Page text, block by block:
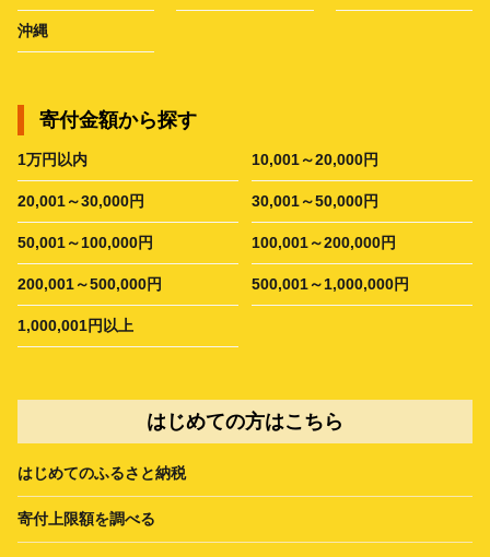
沖縄
寄付金額から探す
1万円以内 10,001～20,000円
20,001～30,000円 30,001～50,000円
50,001～100,000円 100,001～200,000円
200,001～500,000円 500,001～1,000,000円
1,000,001円以上
はじめての方はこちら
はじめてのふるさと納税
寄付上限額を調べる